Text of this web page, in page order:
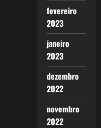
fevereiro
2023
janeiro
2023
dezembro
2022
novembro
2022